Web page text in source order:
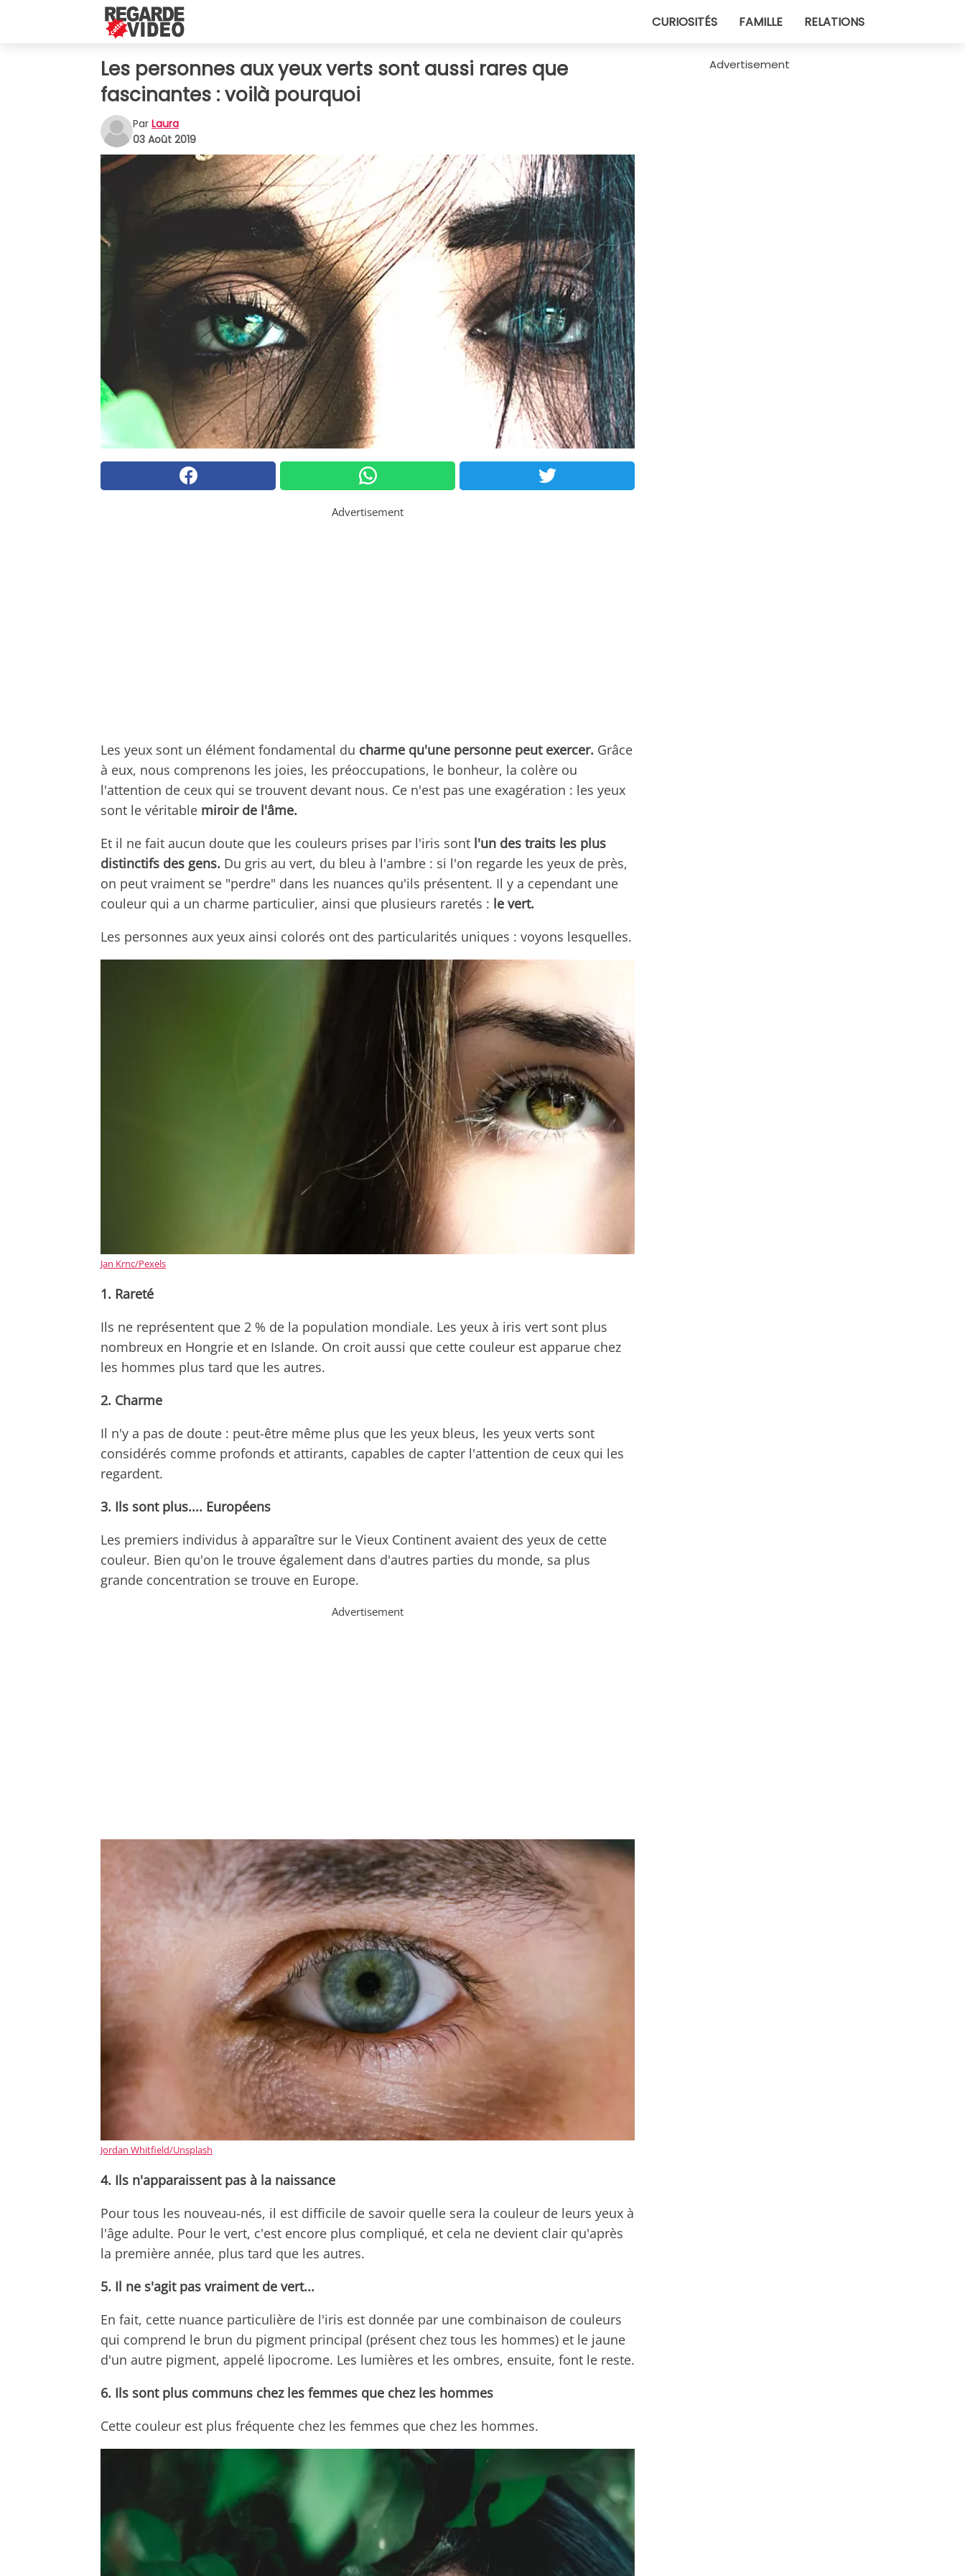
CURIOSITÉS FAMILLE RELATIONS
Les personnes aux yeux verts sont aussi rares que
fascinantes : voilà pourquoi
Par Laura
03 Août 2019
Advertisement
Les yeux sont un élément fondamental du charme qu'une personne peut exercer. Grâce
à eux, nous comprenons les joies, les préoccupations, le bonheur, la colère ou
l'attention de ceux qui se trouvent devant nous. Ce n'est pas une exagération : les yeux
sont le véritable miroir de l'âme.
Et il ne fait aucun doute que les couleurs prises par l'iris sont l'un des traits les plus
distinctifs des gens. Du gris au vert, du bleu à l'ambre : si l'on regarde les yeux de près,
on peut vraiment se "perdre" dans les nuances qu'ils présentent. Il y a cependant une
couleur qui a un charme particulier, ainsi que plusieurs raretés : le vert.
Les personnes aux yeux ainsi colorés ont des particularités uniques : voyons lesquelles.
Jan Krnc/Pexels
1. Rareté
Ils ne représentent que 2 % de la population mondiale. Les yeux à iris vert sont plus
nombreux en Hongrie et en Islande. On croit aussi que cette couleur est apparue chez
les hommes plus tard que les autres.
2. Charme
Il n'y a pas de doute : peut-être même plus que les yeux bleus, les yeux verts sont
considérés comme profonds et attirants, capables de capter l'attention de ceux qui les
regardent.
3. Ils sont plus.... Européens
Les premiers individus à apparaître sur le Vieux Continent avaient des yeux de cette
couleur. Bien qu'on le trouve également dans d'autres parties du monde, sa plus
grande concentration se trouve en Europe.
Advertisement
Jordan Whitfield/Unsplash
4. Ils n'apparaissent pas à la naissance
Pour tous les nouveau-nés, il est difficile de savoir quelle sera la couleur de leurs yeux à
l'âge adulte. Pour le vert, c'est encore plus compliqué, et cela ne devient clair qu'après
la première année, plus tard que les autres.
5. Il ne s'agit pas vraiment de vert...
En fait, cette nuance particulière de l'iris est donnée par une combinaison de couleurs
qui comprend le brun du pigment principal (présent chez tous les hommes) et le jaune
d'un autre pigment, appelé lipocrome. Les lumières et les ombres, ensuite, font le reste.
6. Ils sont plus communs chez les femmes que chez les hommes
Cette couleur est plus fréquente chez les femmes que chez les hommes.
Advertisement